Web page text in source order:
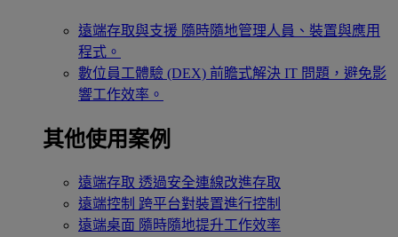
遠端存取與支援 隨時隨地管理人員、裝置與應用
程式。
數位員工體驗 (DEX) 前瞻式解決 IT 問題，避免影
響工作效率。
其他使用案例
遠端存取 透過安全連線改進存取
遠端控制 跨平台對裝置進行控制
遠端桌面 隨時隨地提升工作效率